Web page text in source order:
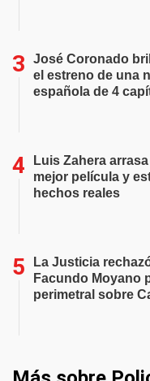
José Coronado
el estreno de una
española de 4
Luis Zahera
mejor película y
hechos reales
La Justicia
Facundo Moyano
perimetral sobre